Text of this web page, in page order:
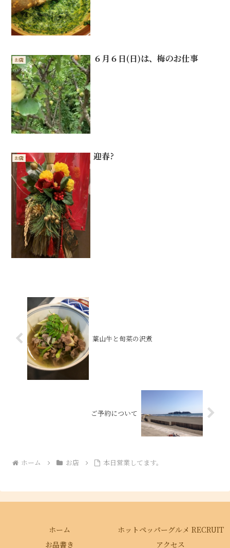
お店 ６月６日(日)は、梅のお仕事
お店 迎春?
葉山牛と旬菜の沢煮
ご予約について
ホーム お店 本日営業してます。
ホーム
ホットペッパーグルメ RECRUIT
お品書き
アクセス